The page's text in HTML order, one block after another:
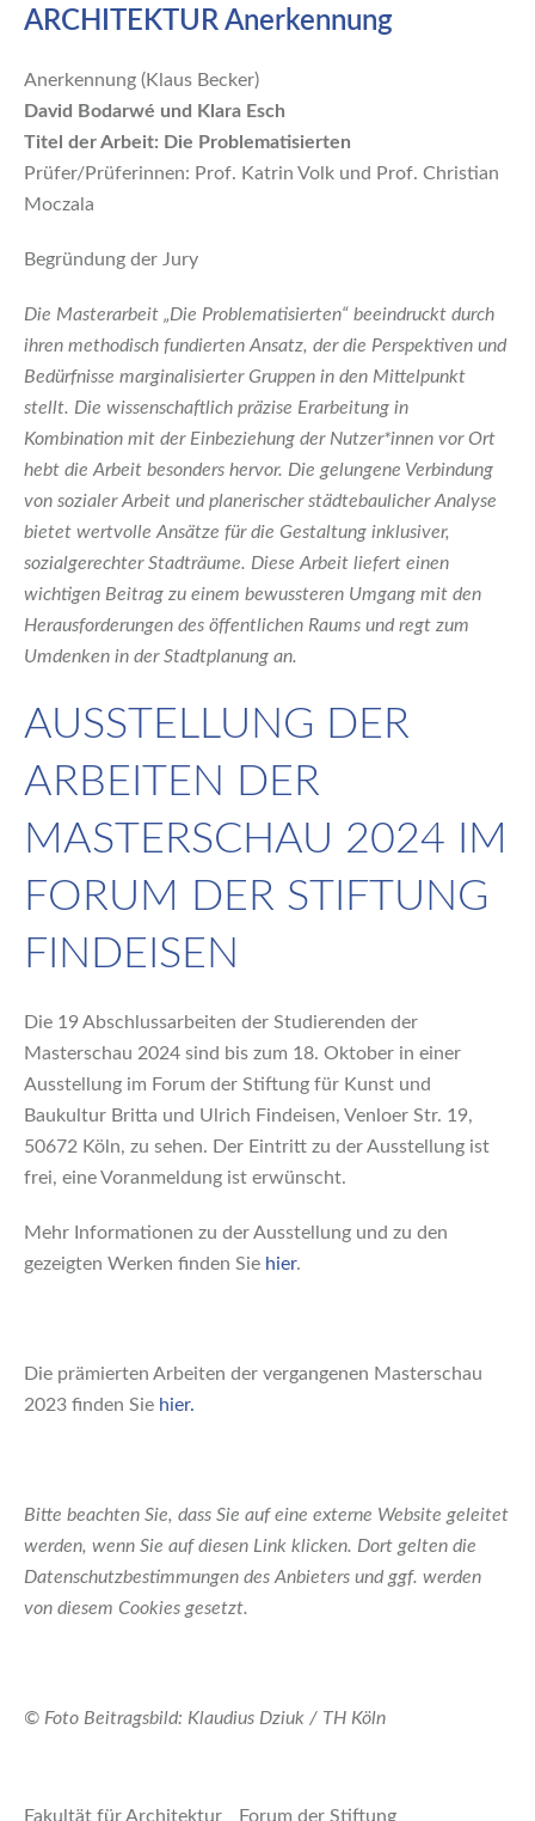
ARCHITEKTUR Anerkennung
Anerkennung (Klaus Becker)
David Bodarwé und Klara Esch
Titel der Arbeit: Die Problematisierten
Prüfer/Prüferinnen: Prof. Katrin Volk und Prof. Christian
Moczala
Begründung der Jury
Die Masterarbeit „Die Problematisierten“ beeindruckt durch
ihren methodisch fundierten Ansatz, der die Perspektiven und
Bedürfnisse marginalisierter Gruppen in den Mittelpunkt
stellt. Die wissenschaftlich präzise Erarbeitung in
Kombination mit der Einbeziehung der Nutzer*innen vor Ort
hebt die Arbeit besonders hervor. Die gelungene Verbindung
von sozialer Arbeit und planerischer städtebaulicher Analyse
bietet wertvolle Ansätze für die Gestaltung inklusiver,
sozialgerechter Stadträume. Diese Arbeit liefert einen
wichtigen Beitrag zu einem bewussteren Umgang mit den
Herausforderungen des öffentlichen Raums und regt zum
Umdenken in der Stadtplanung an.
AUSSTELLUNG DER
ARBEITEN DER
MASTERSCHAU 2024 IM
FORUM DER STIFTUNG
FINDEISEN
Die 19 Abschlussarbeiten der Studierenden der
Masterschau 2024 sind bis zum 18. Oktober in einer
Ausstellung im Forum der Stiftung für Kunst und
Baukultur Britta und Ulrich Findeisen, Venloer Str. 19,
50672 Köln, zu sehen. Der Eintritt zu der Ausstellung ist
frei, eine Voranmeldung ist erwünscht.
Mehr Informationen zu der Ausstellung und zu den
gezeigten Werken finden Sie hier.
Die prämierten Arbeiten der vergangenen Masterschau
2023 finden Sie hier.
Bitte beachten Sie, dass Sie auf eine externe Website geleitet
werden, wenn Sie auf diesen Link klicken. Dort gelten die
Datenschutzbestimmungen des Anbieters und ggf. werden
von diesem Cookies gesetzt.
© Foto Beitragsbild: Klaudius Dziuk / TH Köln
Fakultät für Architektur Forum der Stiftung